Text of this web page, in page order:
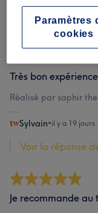
qualité du salon
rendre.
Très bon
Réalisé par saphir
Sylvain•il y a 19 jours
Voir la réponse
Je recommande
Paramètres
cookies